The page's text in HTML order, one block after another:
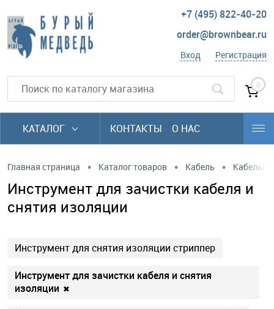
+7 (495) 822-40-20
order@brownbear.ru
Вход Регистрация
0
КАТАЛОГ КОНТАКТЫ О НАС
Главная страница • Каталог товаров • Кабель •
Инструмент для зачистки кабеля и
снятия изоляции
Инструмент для снятия изоляции стриппер
Инструмент для зачистки кабеля и снятия
изоляции ✖